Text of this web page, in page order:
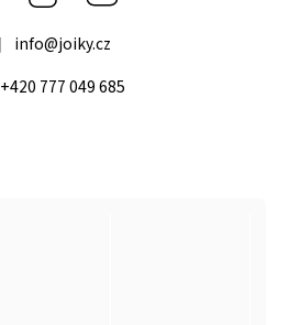
info@joiky.cz
+420 777 049 685